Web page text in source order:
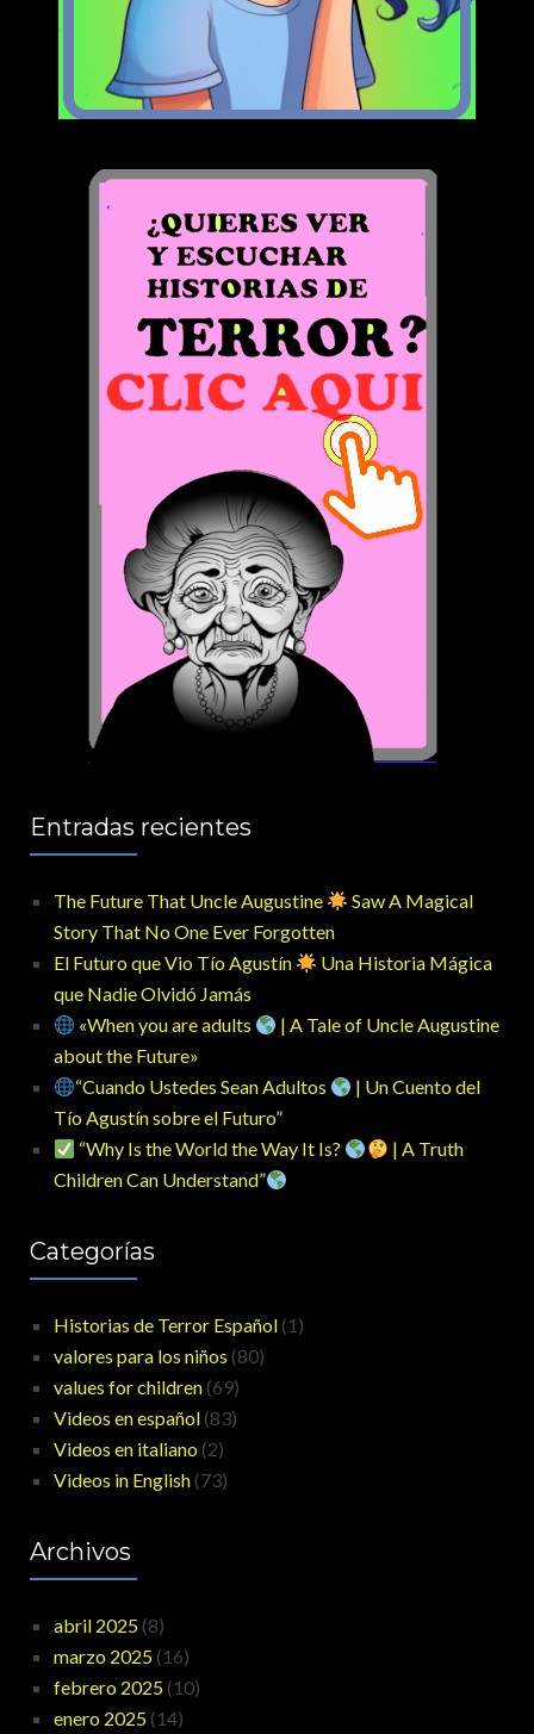
Entradas recientes
The Future That Uncle Augustine
Saw A Magical
Story That No One Ever Forgotten
El Futuro que Vio Tío Agustín
Una Historia Mágica
que Nadie Olvidó Jamás
«When you are adults
| A Tale of Uncle Augustine
about the Future»
“Cuando Ustedes Sean Adultos
| Un Cuento del
Tío Agustín sobre el Futuro”
“Why Is the World the Way It Is?
| A Truth
Children Can Understand”
Categorías
Historias de Terror Español (1)
valores para los niños (80)
values for children (69)
Videos en español (83)
Videos en italiano (2)
Videos in English (73)
Archivos
abril 2025 (8)
marzo 2025 (16)
febrero 2025 (10)
enero 2025 (14)